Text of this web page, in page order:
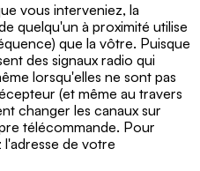
vous interveniez, la
quelqu'un à proximité utilise
que la vôtre. Puisque
des signaux radio qui
lorsqu'elles ne sont pas
(et même au travers
changer les canaux sur
télécommande. Pour
de votre